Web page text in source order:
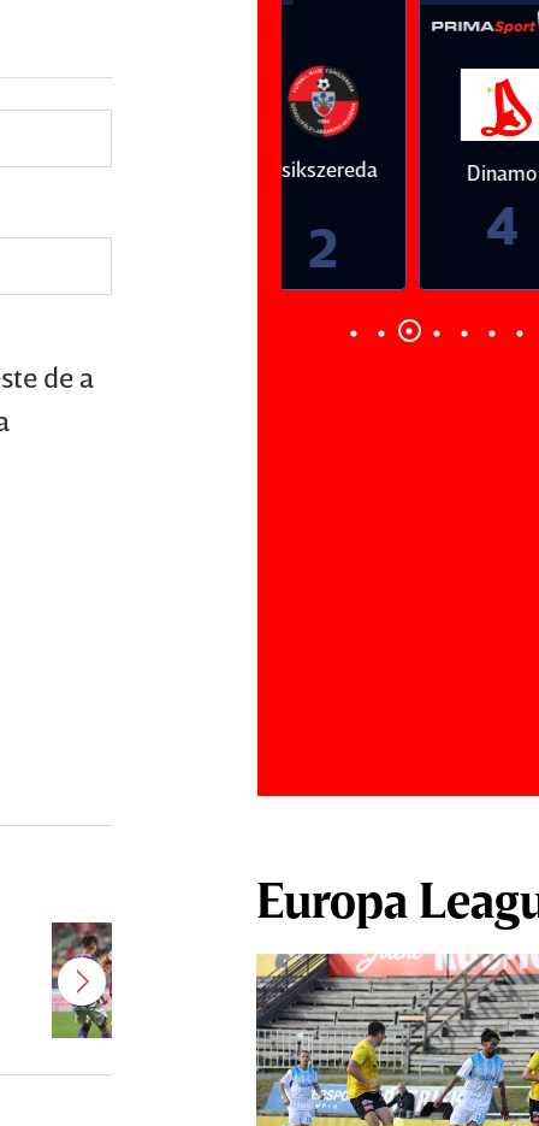
de a
Se prevede un „război” între
Jayson Papeau şi suporterii lui
UTA! Fanii arădeni au fost scoşi
din sărite de ce a făcut francezul
la finalul meciului cu Rapid: „Un
gest pe care nu îl putem accepta”
Farul
3
Vs
Dinamo FC
0
Europa